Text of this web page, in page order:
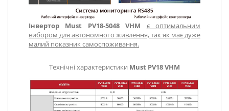
Інвертор Must PV18-5048 VHM є оптимальним
вибором для автономного живлення, так як має дуже
малий показник самоспоживання.
Технічні характеристики Must PV18 VHM